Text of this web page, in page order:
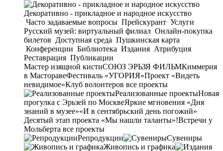
Декоративно - прикладное и народное искусство
Часто задаваемые вопросы Прейскурант Услуги
Русский музей: виртуальный филиал Онлайн-покупка
билетов Доступная среда Пушкинская карта
Конференции Библиотека Издания Атрибуция
Реставрация Публикации
Мастер изящной кистиСОЮЗ ЭРЬЗЯ ФИЛЬМКиммерия
в МасторавеФестиваль «УГОРИЯ»Проект «Видеть
невидимое»Клуб волонтеров все проекты
Реализованные проектыНовая
прогулка с Эрьзей по МосквеЯркие мгновения «Дня
знаний в музее»«И в сентябрьский день погожий»
Десятый этап проекта «Мы нашли таланты»!Встречи у
Мольберта все проекты
Репродукции
Сувениры
Живопись и графика